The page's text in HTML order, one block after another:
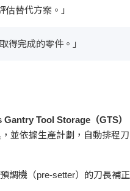
替代方案。」
得完成的零件。」
Gantry Tool Storage（GTS）
並依據生產計劃，自動排程刀
調機（pre-setter）的刀長補正